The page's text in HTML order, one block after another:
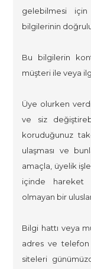
gelebilmesi
bilgilerinin
Bu bilgilerin
müşteri ile veya
Üye olurken
ve siz
koruduğunuz
ulaşması ve
amaçla, üyelik
içinde hareket
olmayan bir
Bilgi hattı veya
adres ve telefon
siteleri